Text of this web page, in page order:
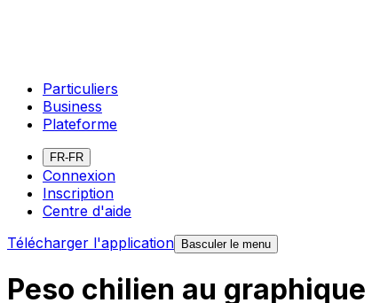
Particuliers
Business
Plateforme
FR-FR
Connexion
Inscription
Centre d'aide
Télécharger l'application Basculer le menu
Peso chilien au